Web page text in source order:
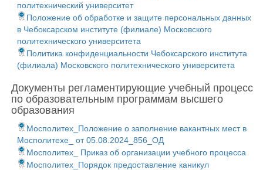
политехнический университет
Положение об обработке и защите персональных данных
в Чебоксарском институте (филиале) Московского
политехнического университета
Политика конфиденциальности Чебоксарского института
(филиала) Московского политехнического университета
Документы регламентирующие учебный процесс
по образовательным программам высшего
образования
Мосполитех_Положение о заполнение вакантных мест в
Мосполитехе_ от 05.08.2024_856_ОД
Мосполитех_ Приказ об организации учебного процесса
Мосполитех_Порядок предоставление каникул